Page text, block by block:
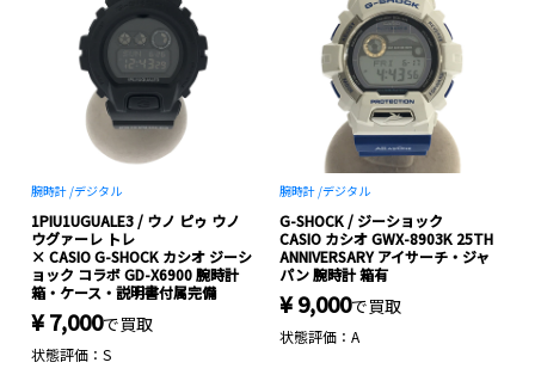
腕時計 /デジタル
1PIU1UGUALE3 / ウノ ピゥ ウノ
ウグァーレ トレ
× CASIO G-SHOCK カシオ ジーシ
ョック コラボ GD-X6900 腕時計
箱・ケース・説明書付属完備
¥ 7,000で買取
状態評価：S
腕時計 /デジタル
G-SHOCK / ジーショック
CASIO カシオ GWX-8903K 25TH
ANNIVERSARY アイサーチ・ジャ
パン 腕時計 箱有
¥ 9,000で買取
状態評価：A